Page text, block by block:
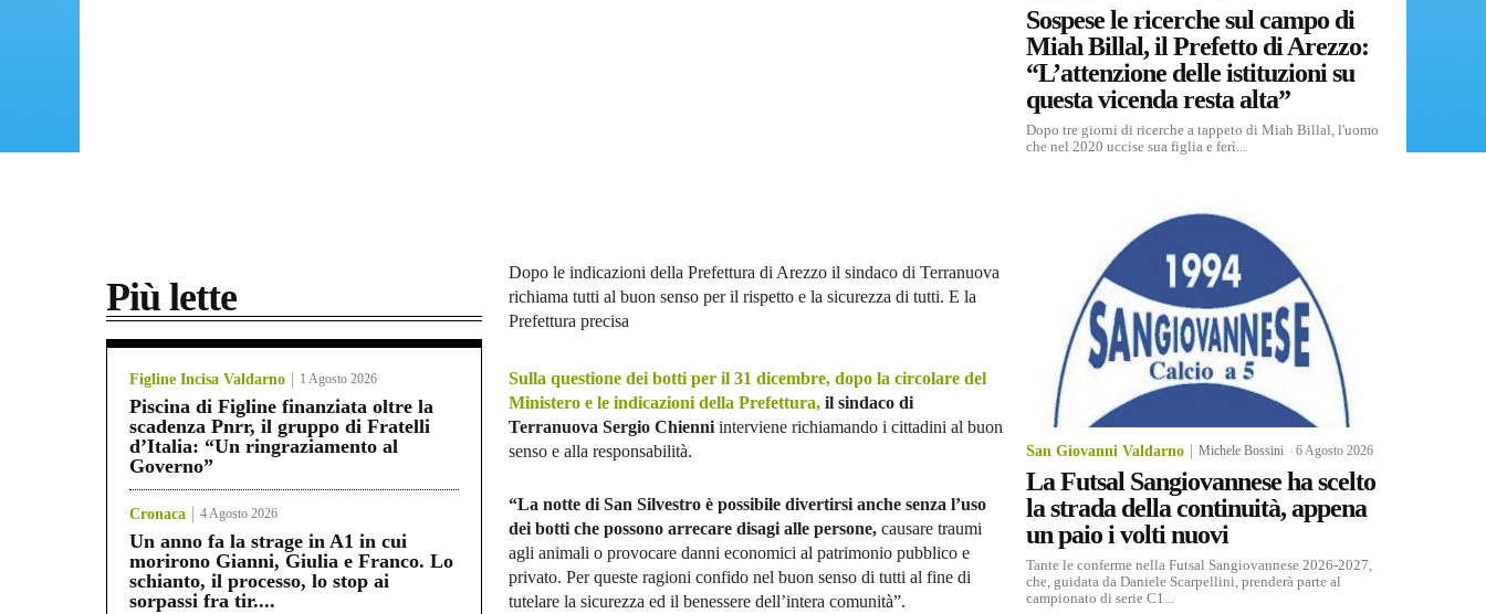
Più lette
Figline Incisa Valdarno 1 Agosto 2026
Piscina di Figline finanziata oltre la
scadenza Pnrr, il gruppo di Fratelli
d’Italia: “Un ringraziamento al
Governo”
Cronaca 4 Agosto 2026
Un anno fa la strage in A1 in cui
morirono Gianni, Giulia e Franco. Lo
schianto, il processo, lo stop ai
sorpassi fra tir....
Dopo le indicazioni della Prefettura di Arezzo il sindaco di Terranuova
richiama tutti al buon senso per il rispetto e la sicurezza di tutti. E la
Prefettura precisa
Sulla questione dei botti per il 31 dicembre, dopo la circolare del
Ministero e le indicazioni della Prefettura, il sindaco di
Terranuova Sergio Chienni interviene richiamando i cittadini al buon
senso e alla responsabilità.
“La notte di San Silvestro è possibile divertirsi anche senza l’uso
dei botti che possono arrecare disagi alle persone, causare traumi
agli animali o provocare danni economici al patrimonio pubblico e
privato. Per queste ragioni confido nel buon senso di tutti al fine di
tutelare la sicurezza ed il benessere dell’intera comunità”.
Sospese le ricerche sul campo di
Miah Billal, il Prefetto di Arezzo:
“L’attenzione delle istituzioni su
questa vicenda resta alta”
Dopo tre giorni di ricerche a tappeto di Miah Billal, l'uomo
che nel 2020 uccise sua figlia e ferì...
San Giovanni Valdarno Michele Bossini -6 Agosto 2026
La Futsal Sangiovannese ha scelto
la strada della continuità, appena
un paio i volti nuovi
Tante le conferme nella Futsal Sangiovannese 2026-2027,
che, guidata da Daniele Scarpellini, prenderà parte al
campionato di serie C1...